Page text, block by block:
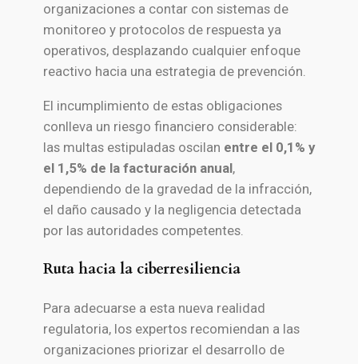
organizaciones a contar con sistemas de
monitoreo y protocolos de respuesta ya
operativos, desplazando cualquier enfoque
reactivo hacia una estrategia de prevención.
El incumplimiento de estas obligaciones
conlleva un riesgo financiero considerable:
las multas estipuladas oscilan entre el 0,1% y
el 1,5% de la facturación anual,
dependiendo de la gravedad de la infracción,
el daño causado y la negligencia detectada
por las autoridades competentes.
Ruta hacia la ciberresiliencia
Para adecuarse a esta nueva realidad
regulatoria, los expertos recomiendan a las
organizaciones priorizar el desarrollo de